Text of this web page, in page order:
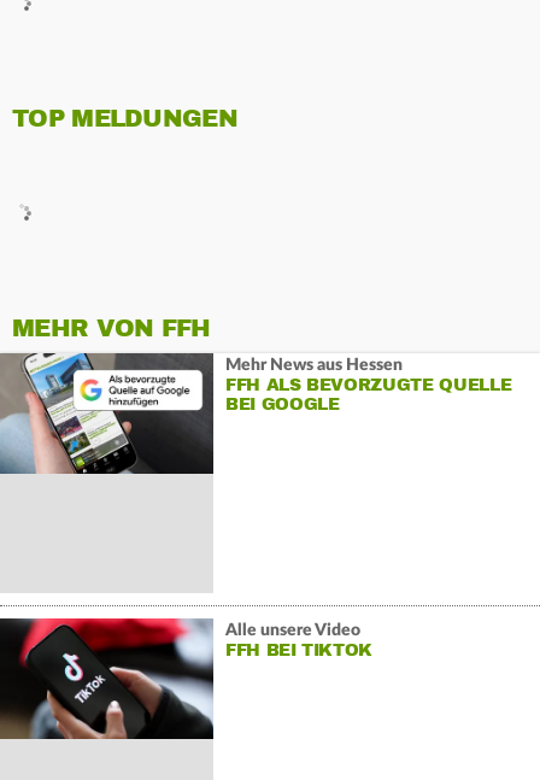
TOP MELDUNGEN
MEHR VON FFH
Mehr News aus Hessen
FFH ALS BEVORZUGTE QUELLE
BEI GOOGLE
Alle unsere Video
FFH BEI TIKTOK